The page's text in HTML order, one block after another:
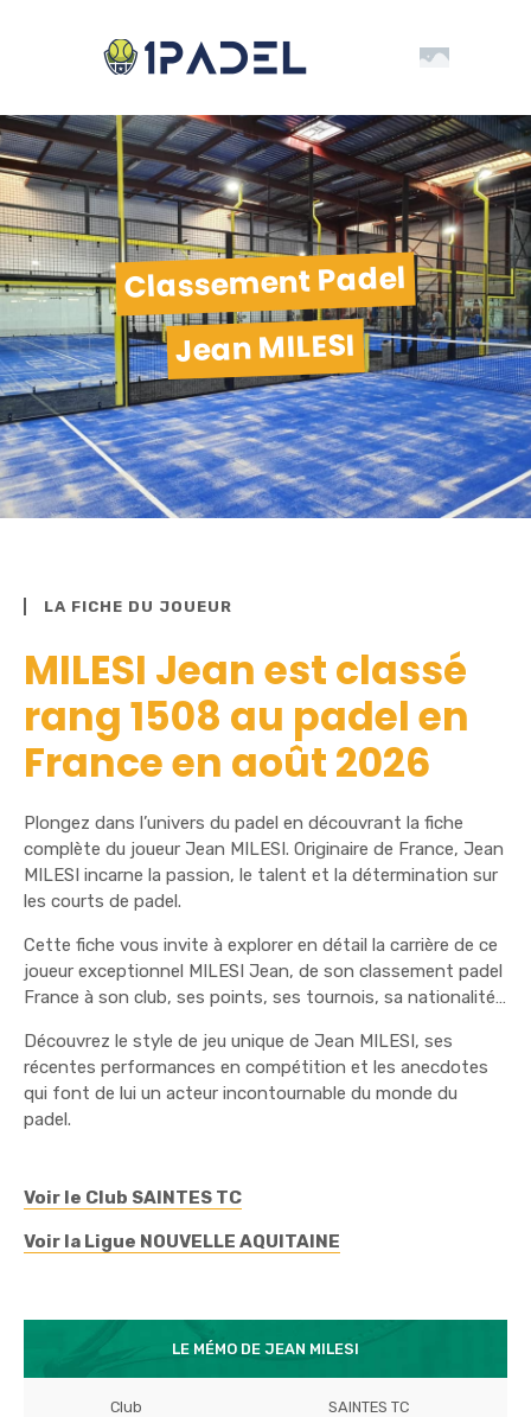
Classement Padel
Jean MILESI
LA FICHE DU JOUEUR
MILESI Jean est classé
rang 1508 au padel en
France en août 2026
Plongez dans l’univers du padel en découvrant la fiche
complète du joueur Jean MILESI. Originaire de France, Jean
MILESI incarne la passion, le talent et la détermination sur
les courts de padel.
Cette fiche vous invite à explorer en détail la carrière de ce
joueur exceptionnel MILESI Jean, de son classement padel
France à son club, ses points, ses tournois, sa nationalité…
Découvrez le style de jeu unique de Jean MILESI, ses
récentes performances en compétition et les anecdotes
qui font de lui un acteur incontournable du monde du
padel.
Voir le Club SAINTES TC
Voir la Ligue NOUVELLE AQUITAINE
LE MÉMO DE JEAN MILESI
Club SAINTES TC